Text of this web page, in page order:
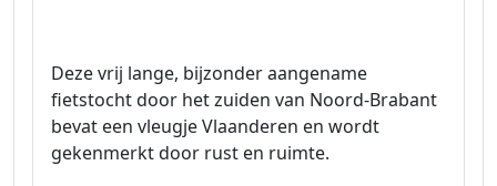
Deze vrij lange, bijzonder aangename
fietstocht door het zuiden van Noord-Brabant
bevat een vleugje Vlaanderen en wordt
gekenmerkt door rust en ruimte.